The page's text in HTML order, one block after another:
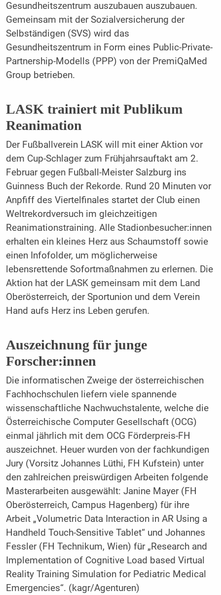
Gesundheitszentrum auszubauen auszubauen.
Gemeinsam mit der Sozialversicherung der
Selbständigen (SVS) wird das
Gesundheitszentrum in Form eines Public-Private-
Partnership-Modells (PPP) von der PremiQaMed
Group betrieben.
LASK trainiert mit Publikum
Reanimation
Der Fußballverein LASK will mit einer Aktion vor
dem Cup-Schlager zum Frühjahrsauftakt am 2.
Februar gegen Fußball-Meister Salzburg ins
Guinness Buch der Rekorde. Rund 20 Minuten vor
Anpfiff des Viertelfinales startet der Club einen
Weltrekordversuch im gleichzeitigen
Reanimationstraining. Alle Stadionbesucher:innen
erhalten ein kleines Herz aus Schaumstoff sowie
einen Infofolder, um möglicherweise
lebensrettende Sofortmaßnahmen zu erlernen. Die
Aktion hat der LASK gemeinsam mit dem Land
Oberösterreich, der Sportunion und dem Verein
Hand aufs Herz ins Leben gerufen.
Auszeichnung für junge
Forscher:innen
Die informatischen Zweige der österreichischen
Fachhochschulen liefern viele spannende
wissenschaftliche Nachwuchstalente, welche die
Österreichische Computer Gesellschaft (OCG)
einmal jährlich mit dem OCG Förderpreis-FH
auszeichnet. Heuer wurden von der fachkundigen
Jury (Vorsitz Johannes Lüthi, FH Kufstein) unter
den zahlreichen preiswürdigen Arbeiten folgende
Masterarbeiten ausgewählt: Janine Mayer (FH
Oberösterreich, Campus Hagenberg) für ihre
Arbeit „Volumetric Data Interaction in AR Using a
Handheld Touch-Sensitive Tablet“ und Johannes
Fessler (FH Technikum, Wien) für „Research and
Implementation of Cognitive Load based Virtual
Reality Training Simulation for Pediatric Medical
Emergencies“. (kagr/Agenturen)